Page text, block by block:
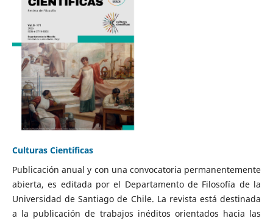
Culturas Científicas
Publicación anual y con una convocatoria permanentemente
abierta, es editada por el Departamento de Filosofía de la
Universidad de Santiago de Chile. La revista está destinada
a la publicación de trabajos inéditos orientados hacia las